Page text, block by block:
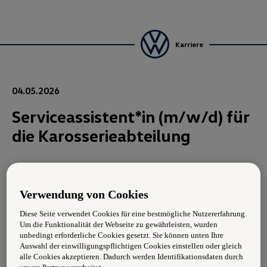
Karriere
04.05.2026
Serviceassistent*in (m/w/d) für
die Karosserieabteilung
· Schadensabwicklung, Terminvergabe und
Auftragserstellung mit dem Kunden
· Unterstützung des Serviceberaters bei der
Kundenannahme
· Administrative Abwicklung mit der Versicherung
Verwendung von Cookies
Diese Seite verwendet Cookies für eine bestmögliche Nutzererfahrung.
Um die Funktionalität der Webseite zu gewährleisten, wurden
unbedingt erforderliche Cookies gesetzt. Sie können unten Ihre
Auswahl der einwilligungspflichtigen Cookies einstellen oder gleich
alle Cookies akzeptieren. Dadurch werden Identifikationsdaten durch